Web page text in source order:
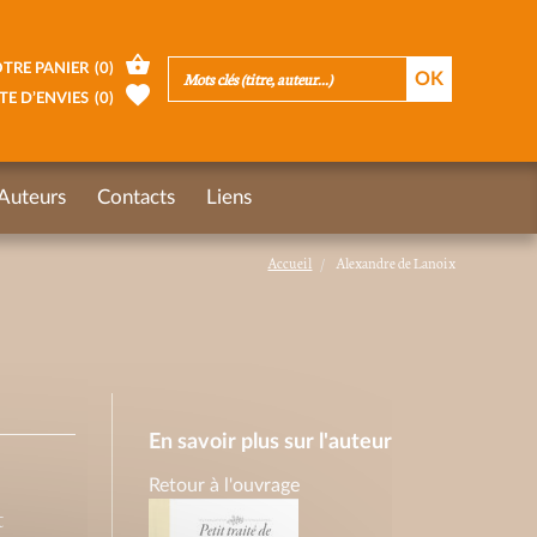
Accueil Alexandre de Lanoix
En savoir plus sur l'auteur
Retour à l'ouvrage
PANIER (0)
D’ENVIES (0)
Contacts Liens